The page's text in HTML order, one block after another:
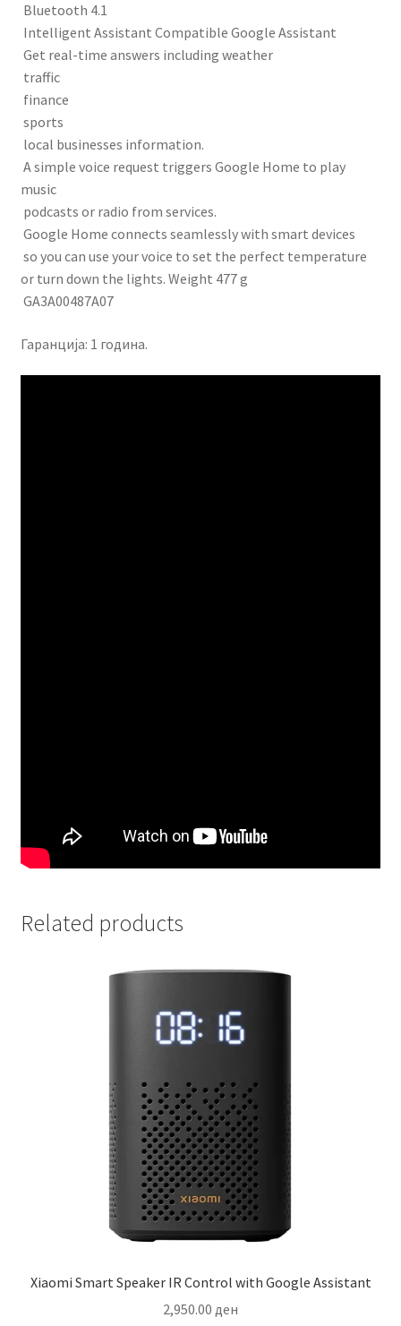
Bluetooth 4.1
Intelligent Assistant Compatible Google Assistant
Get real-time answers including weather
traffic
finance
sports
local businesses information.
A simple voice request triggers Google Home to play
music
podcasts or radio from services.
Google Home connects seamlessly with smart devices
so you can use your voice to set the perfect temperature
or turn down the lights. Weight 477 g
GA3A00487A07
Гаранција: 1 година.
Related products
Xiaomi Smart Speaker IR Control with Google Assistant
2,950.00 ден